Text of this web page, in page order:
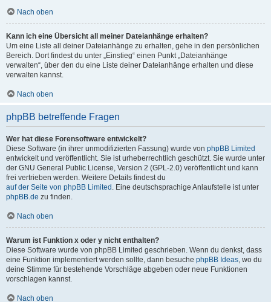
Nach oben
Kann ich eine Übersicht all meiner Dateianhänge erhalten?
Um eine Liste all deiner Dateianhänge zu erhalten, gehe in den persönlichen
Bereich. Dort findest du unter „Einstieg“ einen Punkt „Dateianhänge
verwalten“, über den du eine Liste deiner Dateianhänge erhalten und diese
verwalten kannst.
Nach oben
phpBB betreffende Fragen
Wer hat diese Forensoftware entwickelt?
Diese Software (in ihrer unmodifizierten Fassung) wurde von phpBB Limited
entwickelt und veröffentlicht. Sie ist urheberrechtlich geschützt. Sie wurde unter
der GNU General Public License, Version 2 (GPL-2.0) veröffentlicht und kann
frei vertrieben werden. Weitere Details findest du
auf der Seite von phpBB Limited . Eine deutschsprachige Anlaufstelle ist unter
phpBB.de zu finden.
Nach oben
Warum ist Funktion x oder y nicht enthalten?
Diese Software wurde von phpBB Limited geschrieben. Wenn du denkst, dass
eine Funktion implementiert werden sollte, dann besuche phpBB Ideas, wo du
deine Stimme für bestehende Vorschläge abgeben oder neue Funktionen
vorschlagen kannst.
Nach oben